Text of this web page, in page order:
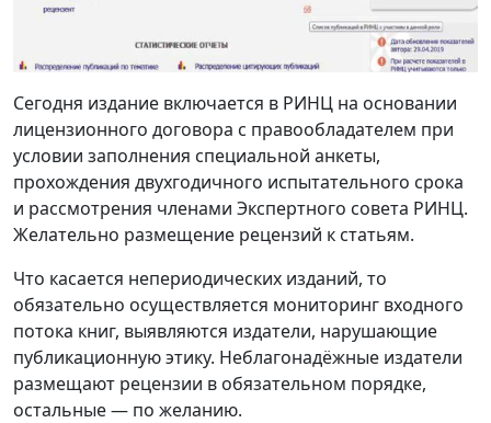
Сегодня издание включается в РИНЦ на основании
лицензионного договора с правообладателем при
условии заполнения специальной анкеты,
прохождения двухгодичного испытательного срока
и рассмотрения членами Экспертного совета РИНЦ.
Желательно размещение рецензий к статьям.
Что касается непериодических изданий, то
обязательно осуществляется мониторинг входного
потока книг, выявляются издатели, нарушающие
публикационную этику. Неблагонадёжные издатели
размещают рецензии в обязательном порядке,
остальные — по желанию.